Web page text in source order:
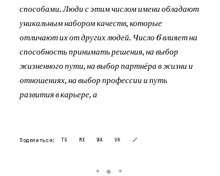
способами. Люди с этим числом имени обладают
уникальным набором качеств, которые
отличают их от других людей. Число 6 влияет на
способность принимать решения, на выбор
жизненного пути, на выбор партнёра в жизни и
отношениях, на выбор профессии и путь
развития в карьере, а
Поделиться: TG MX WA VK 🔗
✦ ◆ ✦